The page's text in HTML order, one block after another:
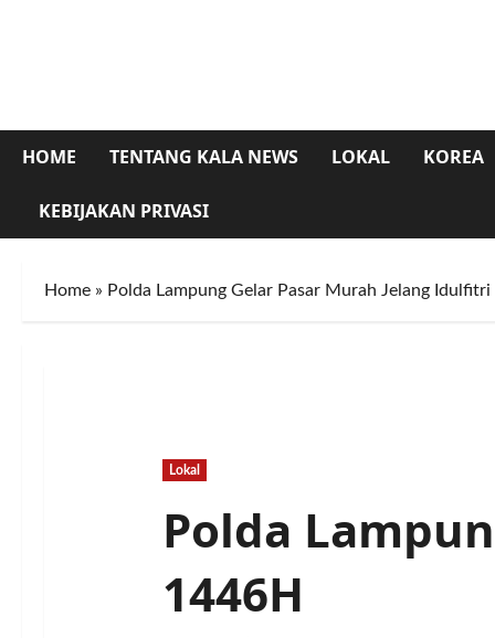
HOME TENTANG KALA NEWS LOKAL KOREA
KEBIJAKAN PRIVASI
Home » Polda Lampung Gelar Pasar Murah Jelang Idulfitri
Lokal
Polda
1446H